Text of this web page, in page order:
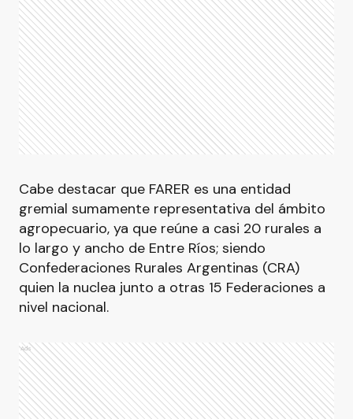
Cabe destacar que FARER es una entidad
gremial sumamente representativa del ámbito
agropecuario, ya que reúne a casi 20 rurales a
lo largo y ancho de Entre Ríos; siendo
Confederaciones Rurales Argentinas (CRA)
quien la nuclea junto a otras 15 Federaciones a
nivel nacional.
Ads